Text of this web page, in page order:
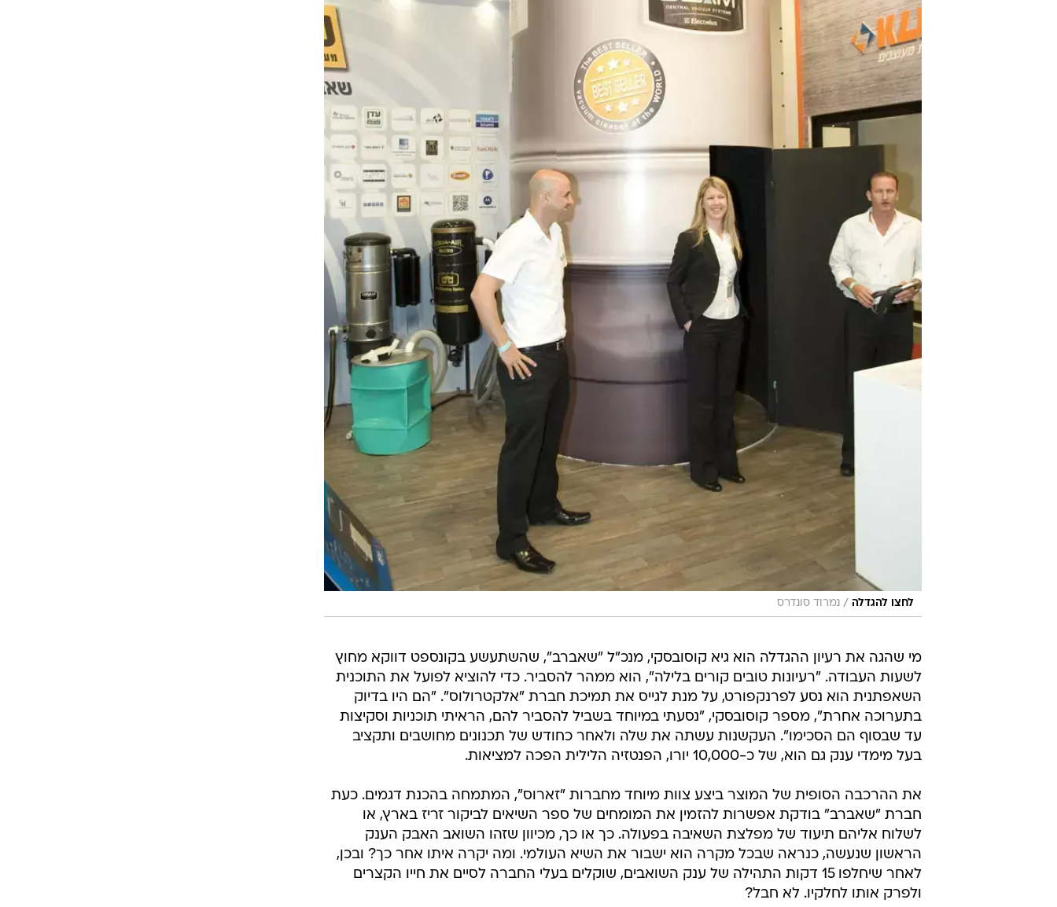
לחצו להגדלה / נמרוד סונדרס
מי שהגה את רעיון ההגדלה הוא גיא קוסובסקי, מנכ"ל "שאברב", שהשתעשע בקונספט דווקא מחוץ
לשעות העבודה. "רעיונות טובים קורים בלילה", הוא ממהר להסביר. כדי להוציא לפועל את התוכנית
השאפתנית הוא נסע לפרנקפורט, על מנת לגייס את תמיכת חברת "אלקטרולוס". "הם היו בדיוק
בתערוכה אחרת", מספר קוסובסקי, "נסעתי במיוחד בשביל להסביר להם, הראיתי תוכניות וסקיצות
עד שבסוף הם הסכימו". העקשנות עשתה את שלה ולאחר כחודש של תכנונים מחושבים ותקציב
בעל מימדי ענק גם הוא, של כ-10,000 יורו, הפנטזיה הלילית הפכה למציאות.
את ההרכבה הסופית של המוצר ביצע צוות מיוחד מחברות "זארוס", המתמחה בהכנת דגמים. כעת
חברת "שאברב" בודקת אפשרות להזמין את המומחים של ספר השיאים לביקור זריז בארץ, או
לשלוח אליהם תיעוד של מפלצת השאיבה בפעולה. כך או כך, מכיוון שזהו השואב האבק הענק
הראשון שנעשה, כנראה שבכל מקרה הוא ישבור את השיא העולמי. ומה יקרה איתו אחר כך? ובכן,
לאחר שיחלפו 15 דקות התהילה של ענק השואבים, שוקלים בעלי החברה לסיים את חייו הקצרים
ולפרק אותו לחלקיו. לא חבל?